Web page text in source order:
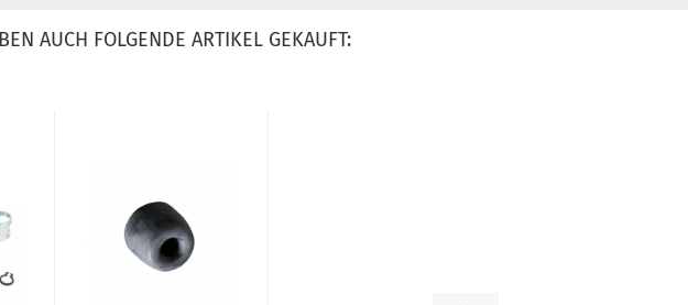
AUCH FOLGENDE ARTIKEL GEKAUFT: